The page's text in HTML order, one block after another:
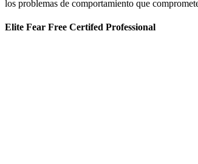
los problemas de comportamiento que
Elite Fear Free Certifed Professional